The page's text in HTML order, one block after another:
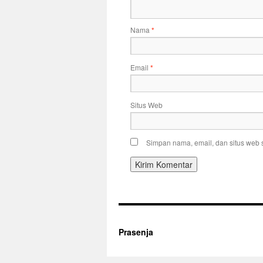
Nama *
Email *
Situs Web
Simpan nama, email, dan situs
Prasenja